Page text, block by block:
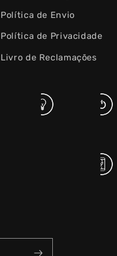
Política de Envio
Política de Privacidade
Livro de Reclamações